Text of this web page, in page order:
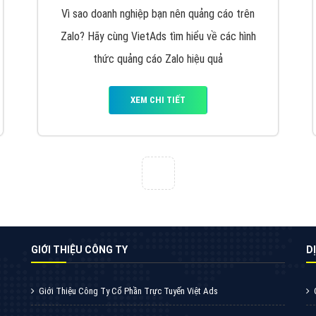
hiểu về chiến dịch quảng cáo Youtube sẽ tư
vấn bạn giải pháp tối ưu, hiệu quả nhất
XEM CHI TIẾT